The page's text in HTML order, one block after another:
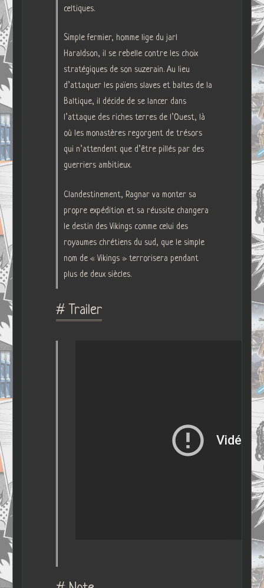
celtiques.
Simple fermier, homme lige du jarl
Haraldson, il se rebelle contre les choix
stratégiques de son suzerain. Au lieu
d’attaquer les païens slaves et baltes de la
Baltique, il décide de se lancer dans
l’attaque des riches terres de l’Ouest, là
où les monastères regorgent de trésors
qui n’attendent que d’être pillés par des
guerriers ambitieux.
Clandestinement, Ragnar va monter sa
propre expédition et sa réussite changera
le destin des Vikings comme celui des
royaumes chrétiens du sud, que le simple
nom de « Vikings » terrorisera pendant
plus de deux siècles.
# Trailer